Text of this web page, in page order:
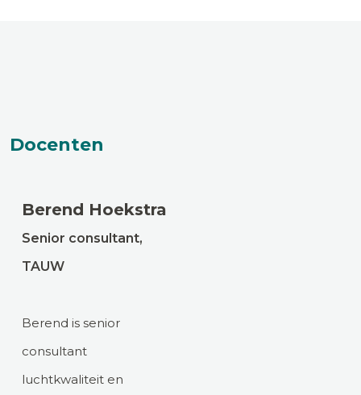
Docenten
Berend Hoekstra
Senior consultant,
TAUW
Berend is senior
consultant
luchtkwaliteit en